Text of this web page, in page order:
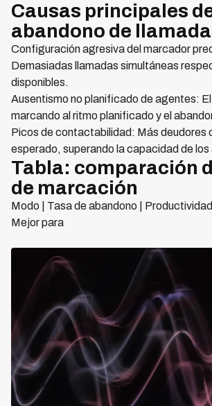
Causas principales
abandono de
Configuración agresiva del marcador
Demasiadas llamadas simultáneas
disponibles.
Ausentismo no planificado de agentes:
marcando al ritmo planificado y el
Picos de contactabilidad: Más deudores
esperado, superando la capacidad de
Tabla: comparación
de marcación
Modo | Tasa de abandono | Productividad
Mejor para